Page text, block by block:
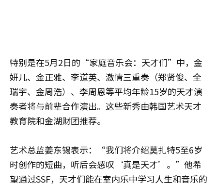
特别是在5月2日的“家庭音乐会：天才们”中，金
妍儿、金正雅、李道英、激情三重奏（郑贤俊、全
瑞宇、金周浩）、李周恩等平均年龄15岁的天才演
奏者将与前辈合作演出。这些新秀由韩国艺术天才
教育院和金湖财团推荐。
艺术总监姜东锡表示：“我们将介绍莫扎特5至6岁
时创作的短曲，听后会感叹‘真是天才’。”他希
望通过SSF，天才们能在室内乐中学习人生和音乐的